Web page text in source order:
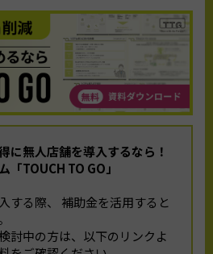
に無人店舗を導入するなら！
「TOUCH TO GO」
する際、 補助金を活用すると
討中の方は、以下のリンクよ